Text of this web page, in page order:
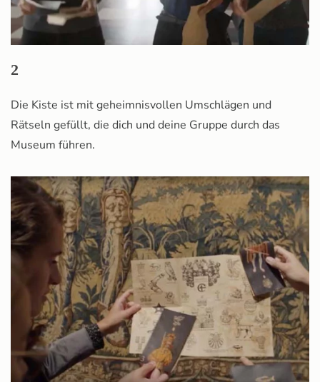
2
Die Kiste ist mit geheimnisvollen Umschlägen und
Rätseln gefüllt, die dich und deine Gruppe durch das
Museum führen.